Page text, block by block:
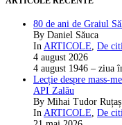
80 de ani de Graiul
By Daniel Săuca
In ARTICOLE, De
4 august 2026
4 august 1946 – ziua
Lecție despre mass-
API Zalău
By Mihai Tudor Ruțaș
In ARTICOLE, De